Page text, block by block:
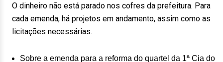
O dinheiro não está parado nos cofres da prefeitura. Para
cada emenda, há projetos em andamento, assim como as
licitações necessárias.
Sobre a emenda para a reforma do quartel da 1ª Cia do